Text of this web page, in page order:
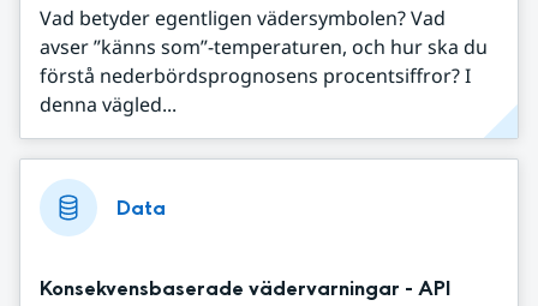
Vad betyder egentligen vädersymbolen? Vad
avser ”känns som”-temperaturen, och hur ska du
förstå nederbördsprognosens procentsiffror? I
denna vägled...
Data
Konsekvensbaserade vädervarningar - API